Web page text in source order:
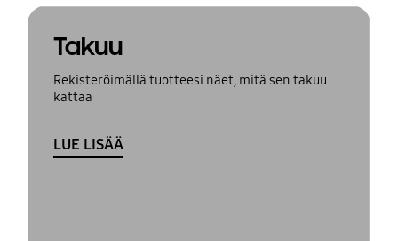
Takuu
Rekisteröimällä tuotteesi näet, mitä sen takuu
kattaa
LUE LISÄÄ